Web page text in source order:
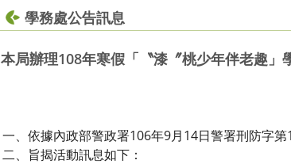
學務處公告訊息
本局辦理108年寒假「〝漆〞桃少年伴老趣」
一、依據內政部警政署106年9月14日警署刑防字
二、旨揭活動訊息如下：